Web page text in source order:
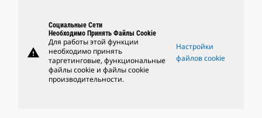
warning
Социальные Сети
Необходимо Принять Файлы Cookie
Для работы этой функции
необходимо принять
таргетинговые, функциональные
файлы cookie и файлы cookie
производительности.
Настройки
файлов cookie